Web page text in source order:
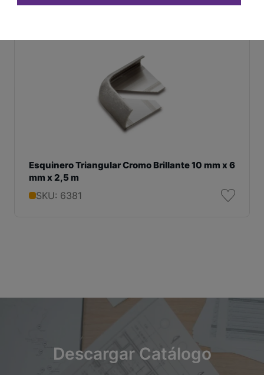
Esquinero Triangular Cromo Brillante 10 mm x 6
mm x 2,5 m
SKU: 6381
Descargar Catálogo